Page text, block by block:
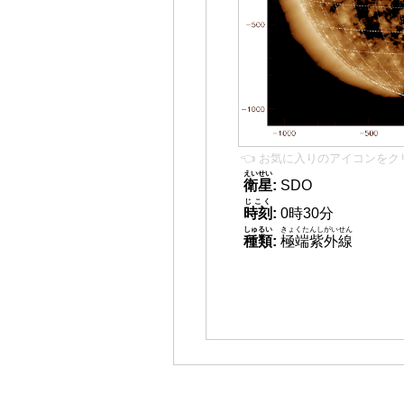
👈 お気に入りのアイコンをク
衛星
えいせい
: SDO
時刻
じこく
: 0時30分
種類
しゅるい
: 極端紫外線
きょくたんしがいせん